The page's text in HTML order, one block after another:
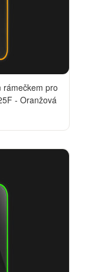
pro
- Oranžová